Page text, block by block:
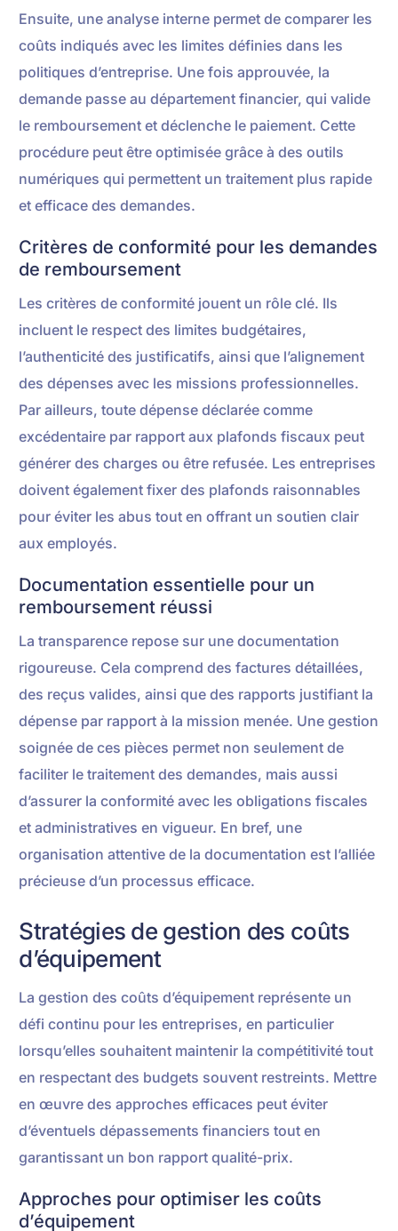
Ensuite, une analyse interne permet de comparer les
coûts indiqués avec les limites définies dans les
politiques d’entreprise. Une fois approuvée, la
demande passe au département financier, qui valide
le remboursement et déclenche le paiement. Cette
procédure peut être optimisée grâce à des outils
numériques qui permettent un traitement plus rapide
et efficace des demandes.
Critères de conformité pour les demandes
de remboursement
Les critères de conformité jouent un rôle clé. Ils
incluent le respect des limites budgétaires,
l’authenticité des justificatifs, ainsi que l’alignement
des dépenses avec les missions professionnelles.
Par ailleurs, toute dépense déclarée comme
excédentaire par rapport aux plafonds fiscaux peut
générer des charges ou être refusée. Les entreprises
doivent également fixer des plafonds raisonnables
pour éviter les abus tout en offrant un soutien clair
aux employés.
Documentation essentielle pour un
remboursement réussi
La transparence repose sur une documentation
rigoureuse. Cela comprend des factures détaillées,
des reçus valides, ainsi que des rapports justifiant la
dépense par rapport à la mission menée. Une gestion
soignée de ces pièces permet non seulement de
faciliter le traitement des demandes, mais aussi
d’assurer la conformité avec les obligations fiscales
et administratives en vigueur. En bref, une
organisation attentive de la documentation est l’alliée
précieuse d’un processus efficace.
Stratégies de gestion des coûts
d’équipement
La gestion des coûts d’équipement représente un
défi continu pour les entreprises, en particulier
lorsqu’elles souhaitent maintenir la compétitivité tout
en respectant des budgets souvent restreints. Mettre
en œuvre des approches efficaces peut éviter
d’éventuels dépassements financiers tout en
garantissant un bon rapport qualité-prix.
Approches pour optimiser les coûts
d’équipement